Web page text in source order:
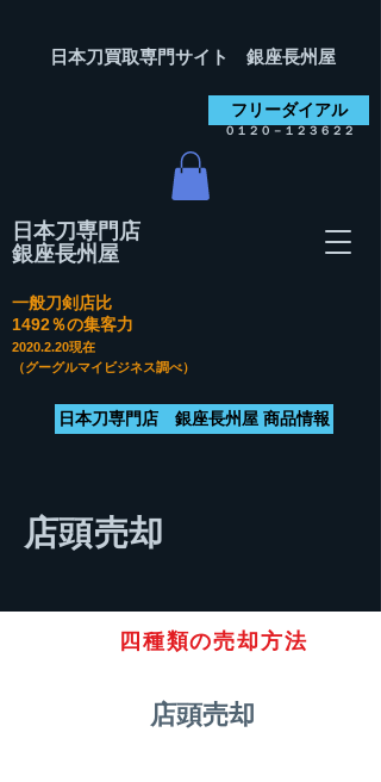
日本刀買取専門サイト 銀座長州屋
フリーダイアル
０１２０－１２３６２２
日本刀専門店
銀座長州屋
一般刀剣店比
​1492％の集客力
2020.2.20現在
（グーグルマイビジネス調べ）
日本刀専門店 銀座長州屋 商品情報
店頭売却
店頭売却
四種類の売却方法